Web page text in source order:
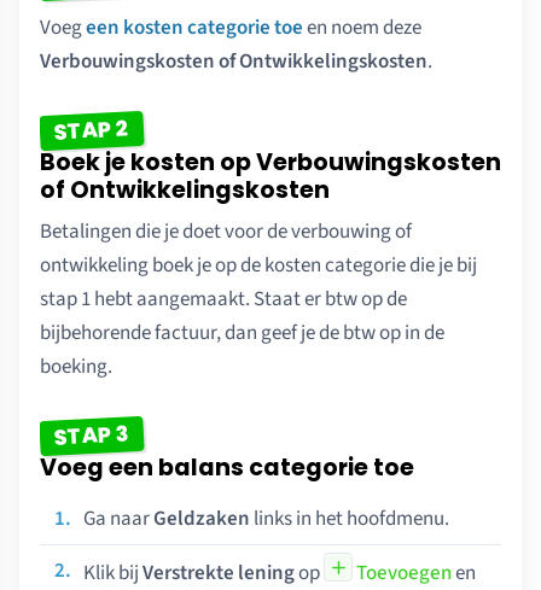
Voegeen kosten categorie toeen noem deze
Verbouwingskosten of Ontwikkelingskosten.
STAP 2
Boek je kosten op Verbouwingskosten
of Ontwikkelingskosten
Betalingen die je doet voor de verbouwing of
ontwikkeling boek je op de kosten categorie die je bij
stap 1 hebt aangemaakt. Staat er btw op de
bijbehorende factuur, dan geef je de btw op in de
boeking.
STAP 3
Voeg een balans categorie toe
Ga naarGeldzaken links in het hoofdmenu.
Klik bijVerstrekte leningop Toevoegenen